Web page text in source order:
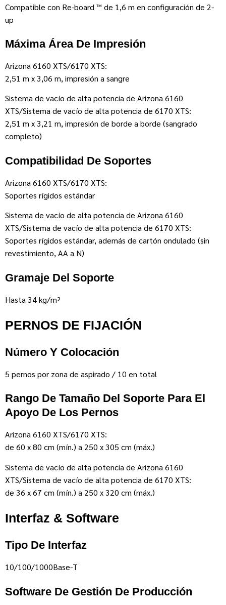
Compatible con Re-board ™ de 1,6 m en configuración de 2-
up
Máxima Área De Impresión
Arizona 6160 XTS/6170 XTS:
2,51 m x 3,06 m, impresión a sangre
Sistema de vacío de alta potencia de Arizona 6160
XTS/Sistema de vacío de alta potencia de 6170 XTS:
2,51 m x 3,21 m, impresión de borde a borde (sangrado
completo)
Compatibilidad De Soportes
Arizona 6160 XTS/6170 XTS:
Soportes rígidos estándar
Sistema de vacío de alta potencia de Arizona 6160
XTS/Sistema de vacío de alta potencia de 6170 XTS:
Soportes rígidos estándar, además de cartón ondulado (sin
revestimiento, AA a N)
Gramaje Del Soporte
Hasta 34 kg/m²
PERNOS DE FIJACIÓN
Número Y Colocación
5 pernos por zona de aspirado / 10 en total
Rango De Tamaño Del Soporte Para El
Apoyo De Los Pernos
Arizona 6160 XTS/6170 XTS:
de 60 x 80 cm (mín.) a 250 x 305 cm (máx.)
Sistema de vacío de alta potencia de Arizona 6160
XTS/Sistema de vacío de alta potencia de 6170 XTS:
de 36 x 67 cm (mín.) a 250 x 320 cm (máx.)
Interfaz & Software
Tipo De Interfaz
10/100/1000Base-T
Software De Gestión De Producción